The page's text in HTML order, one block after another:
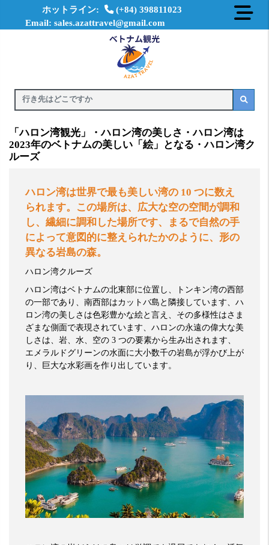
ホットライン:
(+84) 398811023
Email: sales.azattravel@gmail.com
「ハロン湾観光」・ハロン湾の美しさ・ハロン湾は
2023年のベトナムの美しい「絵」となる・ハロン湾ク
ルーズ
ハロン湾は世界で最も美しい湾の 10 つに数え
られます。この場所は、広大な空の空間が調和
し、繊細に調和した場所です、まるで自然の手
によって意図的に整えられたかのように、形の
異なる岩島の森。
ハロン湾クルーズ
ハロン湾はベトナムの北東部に位置し、トンキン湾の西部
の一部であり、南西部はカットバ島と隣接しています、ハ
ロン湾の美しさは色彩豊かな絵と言え、その多様性はさま
ざまな側面で表現されています、ハロンの永遠の偉大な美
しさは、岩、水、空の 3 つの要素から生み出されます、
エメラルドグリーンの水面に大小数千の岩島が浮かび上が
り、巨大な水彩画を作り出しています。